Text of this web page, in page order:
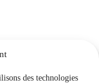
des technologies